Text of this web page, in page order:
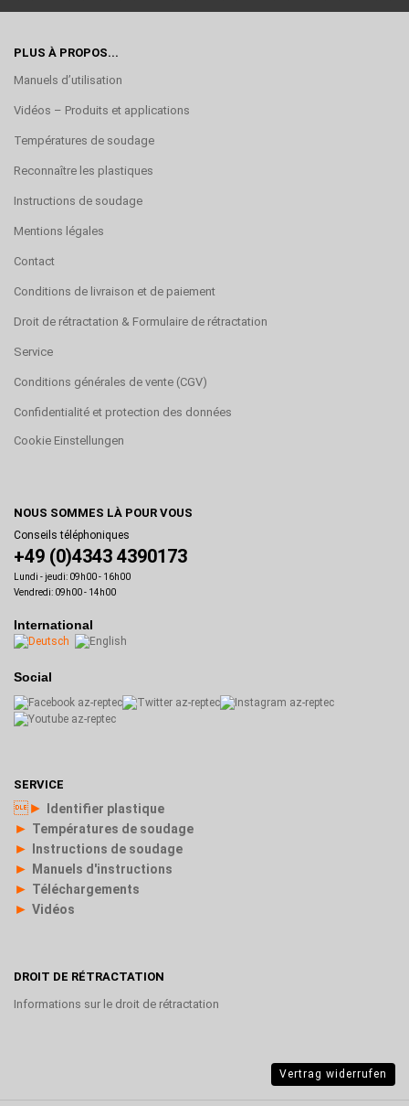
PLUS À PROPOS...
Manuels d’utilisation
Vidéos – Produits et applications
Températures de soudage
Reconnaître les plastiques
Instructions de soudage
Mentions légales
Contact
Conditions de livraison et de paiement
Droit de rétractation & Formulaire de rétractation
Service
Conditions générales de vente (CGV)
Confidentialité et protection des données
Cookie Einstellungen
NOUS SOMMES LÀ POUR VOUS
Conseils téléphoniques
+49 (0)4343 4390173
Lundi - jeudi: 09h00 - 16h00
Vendredi: 09h00 - 14h00
International
Social
SERVICE
► Identifier plastique
► Températures de soudage
► Instructions de soudage
► Manuels d'instructions
► Téléchargements
► Vidéos
DROIT DE RÉTRACTATION
Informations sur le droit de rétractation
Vertrag widerrufen